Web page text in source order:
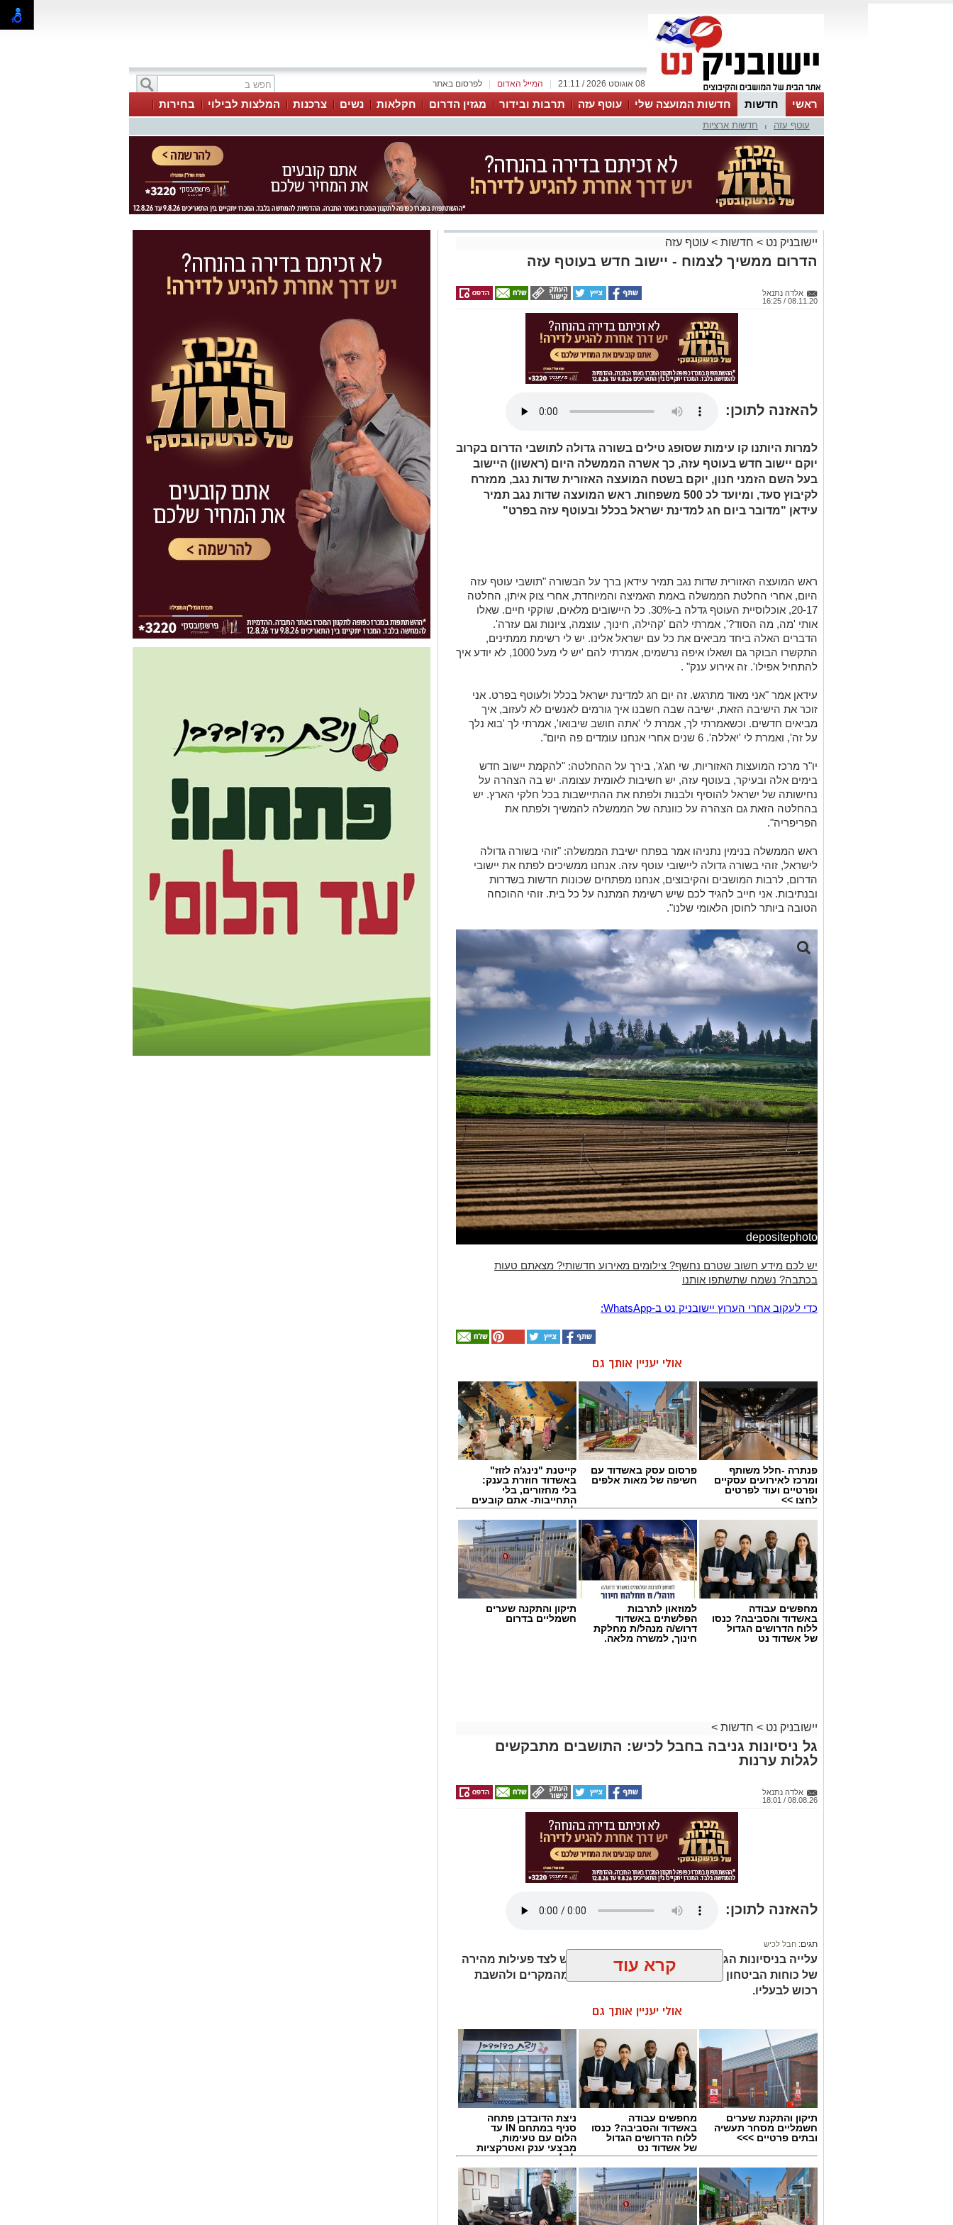
לפרסום באתר המייל האדום 08 אוגוסט 2026 / 21:11
ראשי חדשות חדשות המועצה שלי עוטף עזה תרבות ובידור מגזין הדרום חקלאות נשים צרכנות המלצות לבילוי
בחירות
אינדקס עסקים
לוח טיפים והמלצות עוטף עזה חדשות ארציות
יישובניק נט > חדשות > עוטף עזה
הדרום ממשיך לצמוח - יישוב חדש בעוטף עזה
אלדה נתנאל
08.11.20 / 16:25
להאזנה לתוכן:
למרות היותנו קו עימות שסופג טילים בשורה גדולה לתושבי הדרום בקרוב
יוקם יישוב חדש בעוטף עזה, כך אשרה הממשלה היום (ראשון) היישוב
בעל השם הזמני חנון, יוקם בשטח המועצה האזורית שדות נגב, ממזרח
לקיבוץ סעד, ומיועד לכ 500 משפחות. ראש המועצה שדות נגב תמיר
עידאן "מדובר ביום חג למדינת ישראל בכלל ובעוטף עזה בפרט"
ראש המועצה האזורית שדות נגב תמיר עידאן ברך על הבשורה "תושבי עוטף עזה
היום, אחרי החלטת הממשלה באמת האמיצה והמיוחדת, אחרי צוק איתן, החלטה
20-17, אוכלוסיית העוטף גדלה ב-30%. כל היישובים מלאים, שוקקי חיים. שאלו
אותי 'מה, מה הסוד?', אמרתי להם 'קהילה, חינוך, עוצמה, ציונות וגם עזרה'.
הדברים האלה ביחד מביאים את כל עם ישראל אלינו. יש לי רשימת ממתינים,
התקשרו הבוקר גם ושאלו איפה נרשמים, אמרתי להם 'יש לי מעל 1000, לא יודע איך
להתחיל אפילו'. זה אירוע ענק" .
עידאן אמר "אני מאוד מתרגש. זה יום חג למדינת ישראל בכלל ולעוטף בפרט. אני
זוכר את הישיבה הזאת, ישיבה שבה חשבנו איך גורמים לאנשים לא לעזוב, איך
מביאים חדשים. וכשאמרתי לך, אמרת לי 'אתה חושב שיבואו', אמרתי לך 'בוא נלך
על זה', ואמרת לי 'יאללה'. 6 שנים אחרי אנחנו עומדים פה היום".
יו"ר מרכז המועצות האזוריות, שי חג'ג', בירך על ההחלטה: "להקמת יישוב חדש
בימים אלה ובעיקר, בעוטף עזה, יש חשיבות לאומית עצומה. יש בה הצהרה על
נחישותה של ישראל להוסיף ולבנות ולפתח את ההתיישבות בכל חלקי הארץ. יש
בהחלטה הזאת גם הצהרה על כוונתה של הממשלה להמשיך ולפתח את
הפריפריה".
ראש הממשלה בנימין נתניהו אמר בפתח ישיבת הממשלה: "זוהי בשורה גדולה
לישראל, זוהי בשורה גדולה ליישובי עוטף עזה. אנחנו ממשיכים לפתח את יישובי
הדרום, לרבות המושבים והקיבוצים, אנחנו מפתחים שכונות חדשות בשדרות
ובנתיבות. אני חייב להגיד לכם שיש רשימת המתנה על כל בית. זוהי ההוכחה
הטובה ביותר לחוסן הלאומי שלנו".
depositephoto
יש לכם מידע חשוב שטרם נחשף? צילומים מאירוע חדשותי? מצאתם טעות
בכתבה? נשמח שתשתפו אותנו
‏כדי לעקוב אחרי הערוץ יישובניק נט ב-WhatsApp:‏‏‏
אולי יעניין אותך גם
פנתרה -חלל משותף
ומרכז לאירועים עסקיים
ופרטיים ועוד לפרטים
לחצו >>
פרסום עסק באשדוד עם
חשיפה של מאות אלפים
קייטנת "נינג'ה לזוז"
באשדוד חוזרת בענק:
בלי מחזורים, בלי
התחייבות- אתם קובעים
לכמה ואיזה ימים
להירשם!
מחפשים עבודה
באשדוד והסביבה? כנסו
ללוח הדרושים הגדול
של אשדוד נט
למוזאון לתרבות
הפלשתים באשדוד
דרוש/ה מנהל/ת מחלקת
חינוך, למשרה מלאה.
תיקון והתקנה שערים
חשמליים בדרום
יישובניק נט > חדשות >
גל ניסיונות גניבה בחבל לכיש: התושבים מתבקשים
לגלות ערנות
אלדה נתנאל
08.08.26 / 18:01
להאזנה לתוכן:
תגים: חבל לכיש
עלייה בניסיונות הגניבה במועצה האזורית חבל לכיש לצד פעילות מהירה
של כוחות הביטחון והשיטור שהובילה לסיכול חלק מהמקרים ולהשבת
רכוש לבעליו.
במהלך סוף השבוע אירעו שני ניסיונות לגניבה מסחרית של ענבים באזור מושב
לכיש. על פי הדיווח, החשודים הגיעו ברכב ללא אורות, אך בעקבות אינדיקציה
שהתקבלה הוזעק שומר השדות למקום, והגנבים נמלטו לפני שהצליחו להשלים את
הגניבה.
קרא עוד
אולי יעניין אותך גם
תיקון והתקנת שערים
חשמליים מסחר תעשיה
ובתים פרטיים >>>
מחפשים עבודה
באשדוד והסביבה? כנסו
ללוח הדרושים הגדול
של אשדוד נט
ניצת הדובדבן פתחה
סניף במתחם IN עד
הלום עם טעימות,
מבצעי ענק ואטרקציות
לכל המשפחה